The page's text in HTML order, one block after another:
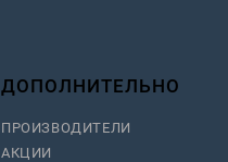
ДОПОЛНИТЕЛЬНО
ПРОИЗВОДИТЕЛИ
АКЦИИ